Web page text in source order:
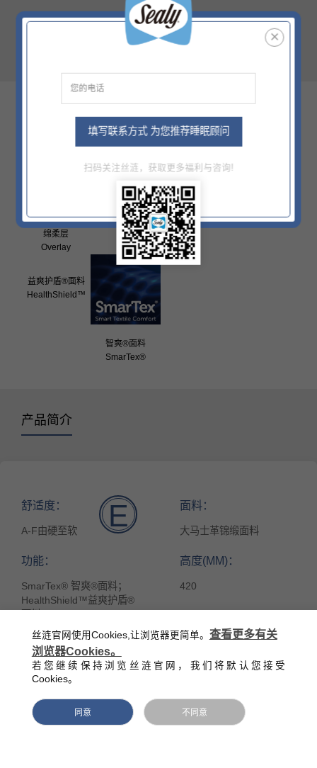
¥686000
官方零售指导价（该价格不含底床）
绵柔层
Overlay
银河记忆棉
Extra Deep Hygro
Flex Layer
大马士革锦缎面料
Damask
益爽护盾®面料
HealthShield™
智爽®面料
SmarTex®
产品简介
舒适度：
A-F由硬至软 E 面料：
大马士革锦缎面料
功能：
SmarTex® 智爽®面料；
HealthShield™益爽护盾®
面料
高度(MM)：
420
绗缝层：
柔软舒适泡棉；银河记忆
产地：
澳大利亚
其他配件：
填写联系方式 为您推荐睡眠顾问
扫码关注丝涟，获取更多福利与咨询!
丝涟官网使用Cookies,让浏览器更简单。 查看更多有关
浏览器Cookies。
若您继续保持浏览丝涟官网，我们将默认您接受
Cookies。
同意 不同意